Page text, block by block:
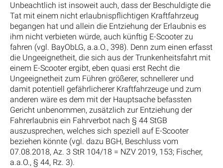
Unbeachtlich ist insoweit auch, dass der Beschuldigte die
Tat mit einem nicht erlaubnispflichtigen Kraftfahrzeug
begangen hat und allein die Entziehung der Erlaubnis es
ihm nicht verbieten würde, auch künftig E-Scooter zu
fahren (vgl. BayObLG, a.a.O., 398). Denn zum einen erfasst
die Ungeeignetheit, die sich aus der Trunkenheitsfahrt mit
einem E-Scooter ergibt, eben quasi erst Recht die
Ungeeignetheit zum Führen größerer, schnellerer und
damit potentiell gefährlicherer Kraftfahrzeuge und zum
anderen wäre es dem mit der Hauptsache befassten
Gericht unbenommen, zusätzlich zur Entziehung der
Fahrerlaubnis ein Fahrverbot nach § 44 StGB
auszusprechen, welches sich speziell auf E-Scooter
beziehen könnte (vgl. dazu BGH, Beschluss vom
07.08.2018, Az. 3 StR 104/18 = NZV 2019, 153; Fischer,
a.a.O., § 44, Rz. 3).